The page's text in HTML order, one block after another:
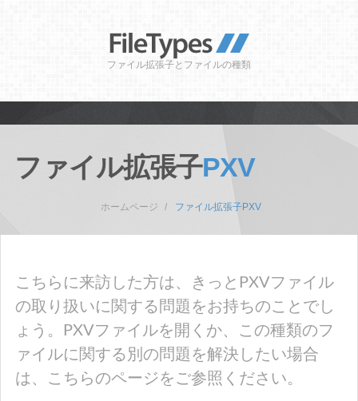
ファイル拡張子とファイルの種類
ファイル拡張子PXV
ホームページ ファイル拡張子PXV
こちらに来訪した方は、きっとPXVファイル
の取り扱いに関する問題をお持ちのことでし
ょう。PXVファイルを開くか、この種類のフ
ァイルに関する別の問題を解決したい場合
は、こちらのページをご参照ください。